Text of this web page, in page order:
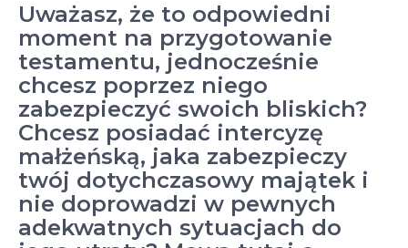
Uważasz, że to odpowiedni
moment na przygotowanie
testamentu, jednocześnie
chcesz poprzez niego
zabezpieczyć swoich bliskich?
Chcesz posiadać intercyzę
małżeńską, jaka zabezpieczy
twój dotychczasowy majątek i
nie doprowadzi w pewnych
adekwatnych sytuacjach do